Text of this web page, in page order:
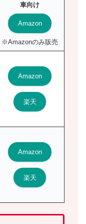
車向け
Amazon
※Amazonのみ販売
Amazon
楽天
Amazon
楽天